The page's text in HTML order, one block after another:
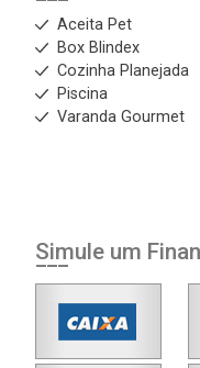
Aceita Pet
Box Blindex
Cozinha Planejada
Piscina
Varanda Gourmet
Simule um